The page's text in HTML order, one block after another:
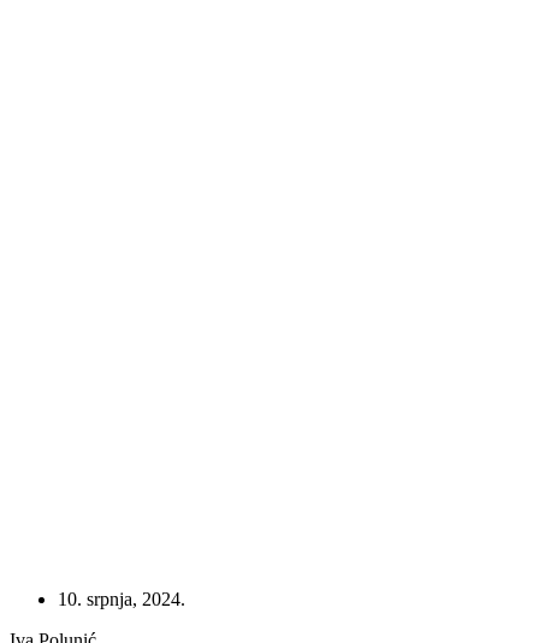
10. srpnja, 2024.